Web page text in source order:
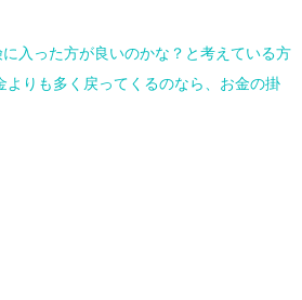
入った方が良いのかな？と考えている方
りも多く戻ってくるのなら、お金の掛